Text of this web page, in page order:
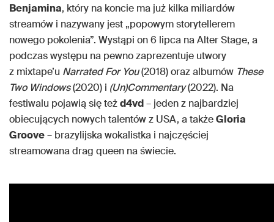
Benjamina, który na koncie ma już kilka miliardów
streamów i nazywany jest „popowym storytellerem
nowego pokolenia”. Wystąpi on 6 lipca na Alter Stage, a
podczas występu na pewno zaprezentuje utwory
z mixtape’u Narrated For You(2018) oraz albumów These
Two Windows(2020) i (Un)Commentary(2022). Na
festiwalu pojawią się teżd4vd– jeden z najbardziej
obiecujących nowych talentów z USA, a takżeGloria
Groove– brazylijska wokalistka i najczęściej
streamowana drag queen na świecie.